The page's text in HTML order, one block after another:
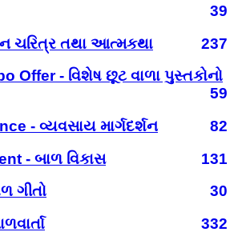
39
ચરિત્ર તથા આત્મકથા
237
Offer - વિશેષ છૂટ વાળા પુસ્તકોનો
59
- વ્યવસાય માર્ગદર્શન
82
- બાળ વિકાસ
131
ગીતો
30
332